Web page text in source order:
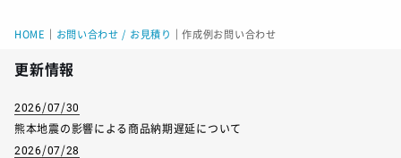
HOME お問い合わせ / お見積り ｜作成例お問い合わせ
更新情報
2026/07/30
熊本地震の影響による商品納期遅延について
2026/07/28